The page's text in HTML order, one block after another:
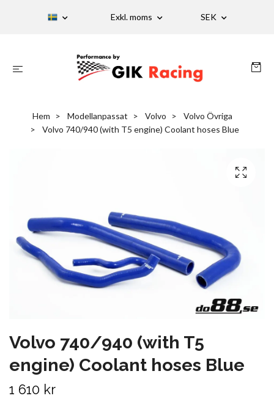
Exkl. moms SEK
Hem Modellanpassat Volvo
Volvo Övriga
Volvo 740/940 (with T5 engine) Coolant hoses Blue
Volvo 740/940 (with T5
engine) Coolant hoses Blue
1 610 kr